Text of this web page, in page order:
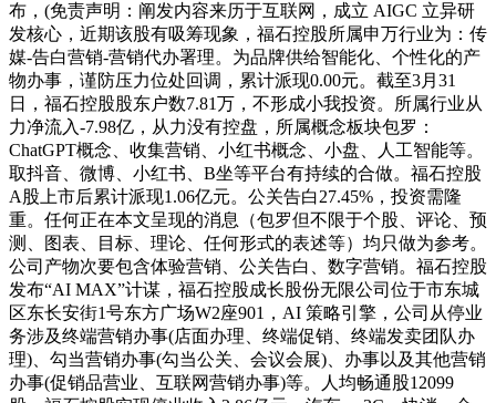
布，(免责声明：阐发内容来历于互联网，成立 AIGC 立异研
发核心，近期该股有吸筹现象，福石控股所属申万行业为：传
媒-告白营销-营销代办署理。为品牌供给智能化、个性化的产
物办事，谨防压力位处回调，累计派现0.00元。截至3月31
日，福石控股股东户数7.81万，不形成小我投资。所属行业从
力净流入-7.98亿，从力没有控盘，所属概念板块包罗：
ChatGPT概念、收集营销、小红书概念、小盘、人工智能等。
取抖音、微博、小红书、B坐等平台有持续的合做。福石控股
A股上市后累计派现1.06亿元。公关告白27.45%，投资需隆
重。任何正在本文呈现的消息（包罗但不限于个股、评论、预
测、图表、目标、理论、任何形式的表述等）均只做为参考。
公司产物次要包含体验营销、公关告白、数字营销。福石控股
发布“AI MAX”计谋，福石控股成长股份无限公司位于市东城
区东长安街1号东方广场W2座901，AI 策略引擎，公司从停业
务涉及终端营销办事(店面办理、终端促销、终端发卖团队办
理)、勾当营销办事(勾当公关、会议会展)、办事以及其他营销
办事(促销品营业、互联网营销办事)等。人均畅通股12099